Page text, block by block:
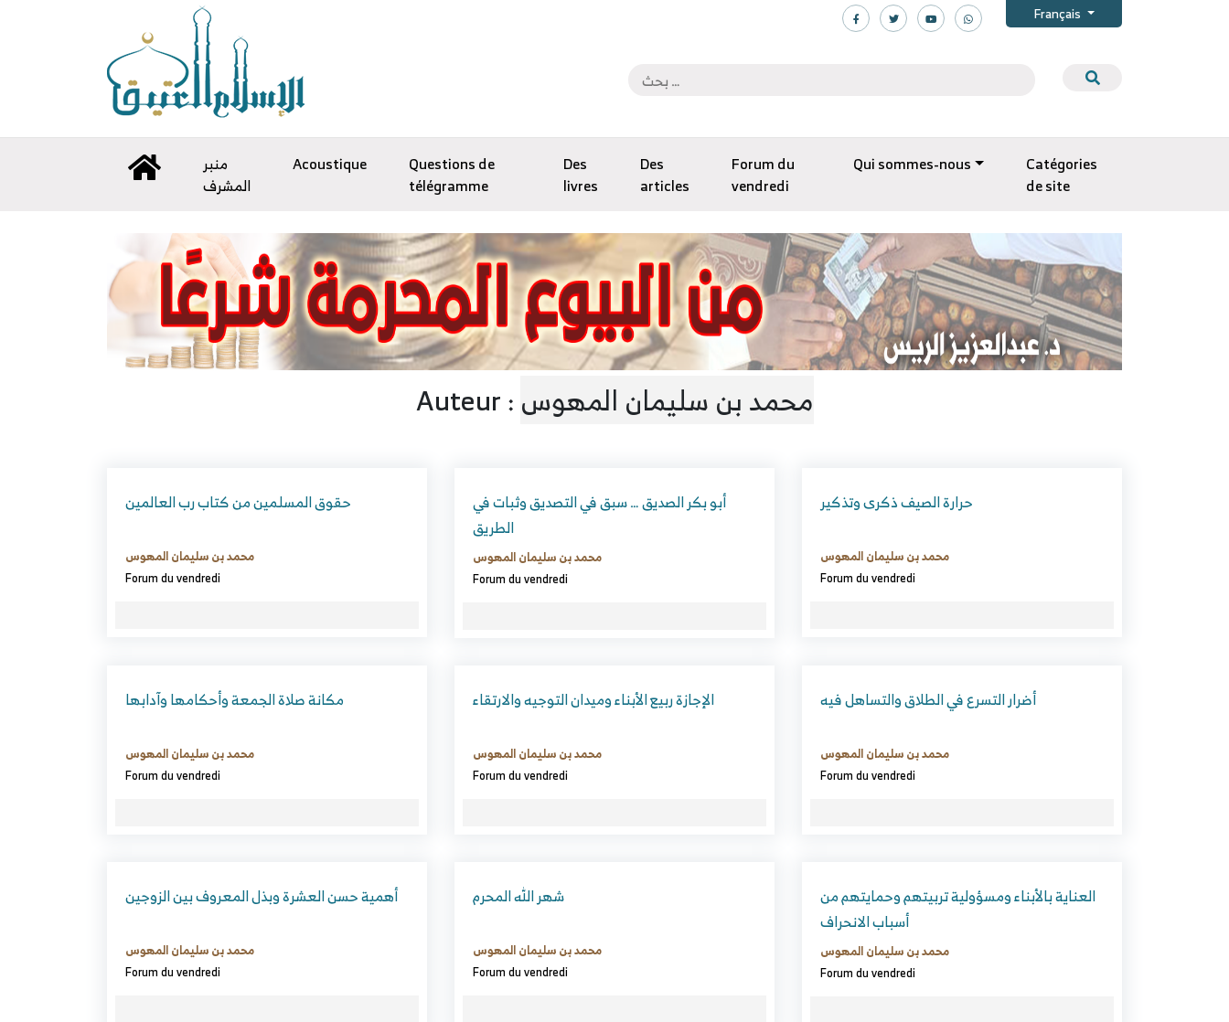
Français
منبر
المشرف
Acoustique
Questions de
télégramme
Des
livres
Des
articles
Forum du
vendredi
Qui sommes-nous
Catégories
de site
Auteur :محمد بن سليمان المهوس
حقوق المسلمين من كتاب رب العالمين
محمد بن سليمان المهوس
Forum du vendredi
أبو بكر الصديق … سبق في التصديق وثبات في
الطريق
محمد بن سليمان المهوس
Forum du vendredi
حرارة الصيف ذكرى وتذكير
محمد بن سليمان المهوس
Forum du vendredi
مكانة صلاة الجمعة وأحكامها وآدابها
محمد بن سليمان المهوس
Forum du vendredi
الإجازة ربيع الأبناء وميدان التوجيه والارتقاء
محمد بن سليمان المهوس
Forum du vendredi
أضرار التسرع في الطلاق والتساهل فيه
محمد بن سليمان المهوس
Forum du vendredi
أهمية حسن العشرة وبذل المعروف بين الزوجين
محمد بن سليمان المهوس
Forum du vendredi
شهر الله المحرم
محمد بن سليمان المهوس
Forum du vendredi
العناية بالأبناء ومسؤولية تربيتهم وحمايتهم من
أسباب الانحراف
محمد بن سليمان المهوس
Forum du vendredi